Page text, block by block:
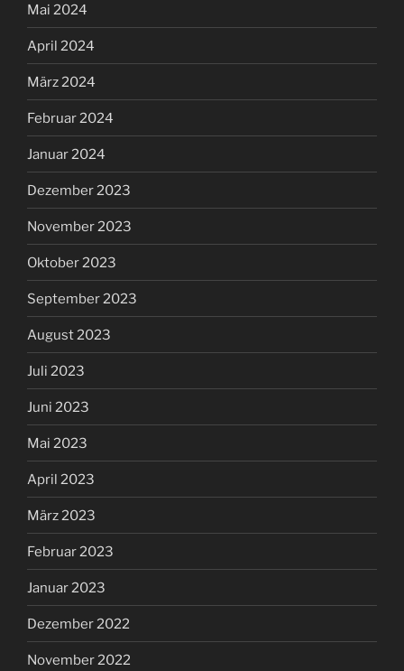
Mai 2024
April 2024
März 2024
Februar 2024
Januar 2024
Dezember 2023
November 2023
Oktober 2023
September 2023
August 2023
Juli 2023
Juni 2023
Mai 2023
April 2023
März 2023
Februar 2023
Januar 2023
Dezember 2022
November 2022